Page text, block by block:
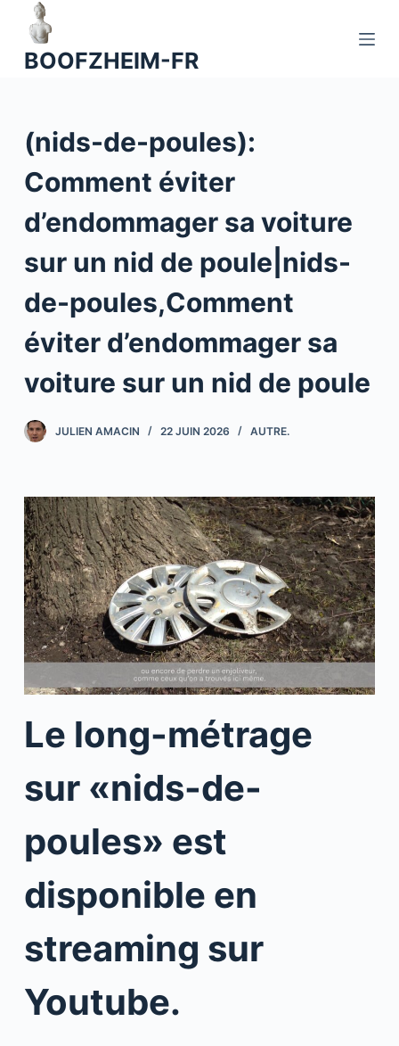
u
o
e
u
BOOFZHEIM-FR
(nids-de-poules):
Comment éviter
d’endommager sa voiture
sur un nid de poule|nids-
de-poules,Comment
éviter d’endommager sa
voiture sur un nid de poule
JULIEN AMACIN 22 JUIN 2026 AUTRE.
Le long-métrage
sur «nids-de-
poules» est
disponible en
streaming sur
Youtube.